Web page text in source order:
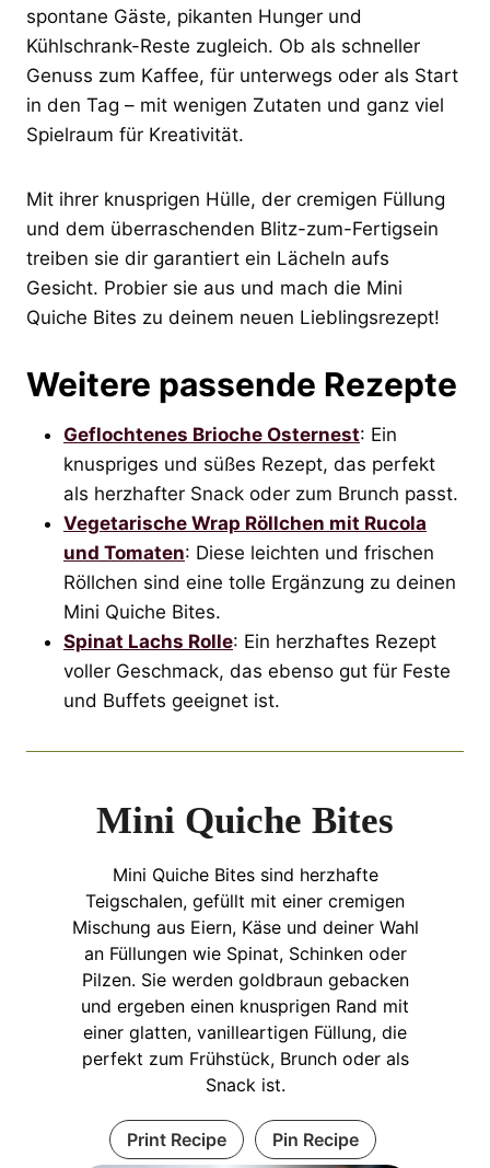
spontane Gäste, pikanten Hunger und
Kühlschrank-Reste zugleich. Ob als schneller
Genuss zum Kaffee, für unterwegs oder als Start
in den Tag – mit wenigen Zutaten und ganz viel
Spielraum für Kreativität.
Mit ihrer knusprigen Hülle, der cremigen Füllung
und dem überraschenden Blitz-zum-Fertigsein
treiben sie dir garantiert ein Lächeln aufs
Gesicht. Probier sie aus und mach die Mini
Quiche Bites zu deinem neuen Lieblingsrezept!
Weitere passende Rezepte
Geflochtenes Brioche Osternest: Ein
knuspriges und süßes Rezept, das perfekt
als herzhafter Snack oder zum Brunch passt.
Vegetarische Wrap Röllchen mit Rucola
und Tomaten: Diese leichten und frischen
Röllchen sind eine tolle Ergänzung zu deinen
Mini Quiche Bites.
Spinat Lachs Rolle: Ein herzhaftes Rezept
voller Geschmack, das ebenso gut für Feste
und Buffets geeignet ist.
Mini Quiche Bites
Mini Quiche Bites sind herzhafte
Teigschalen, gefüllt mit einer cremigen
Mischung aus Eiern, Käse und deiner Wahl
an Füllungen wie Spinat, Schinken oder
Pilzen. Sie werden goldbraun gebacken
und ergeben einen knusprigen Rand mit
einer glatten, vanilleartigen Füllung, die
perfekt zum Frühstück, Brunch oder als
Snack ist.
Print Recipe Pin Recipe